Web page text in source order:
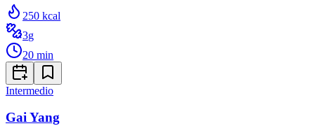
250 kcal
3g
20 min
Intermedio
Gai Yang